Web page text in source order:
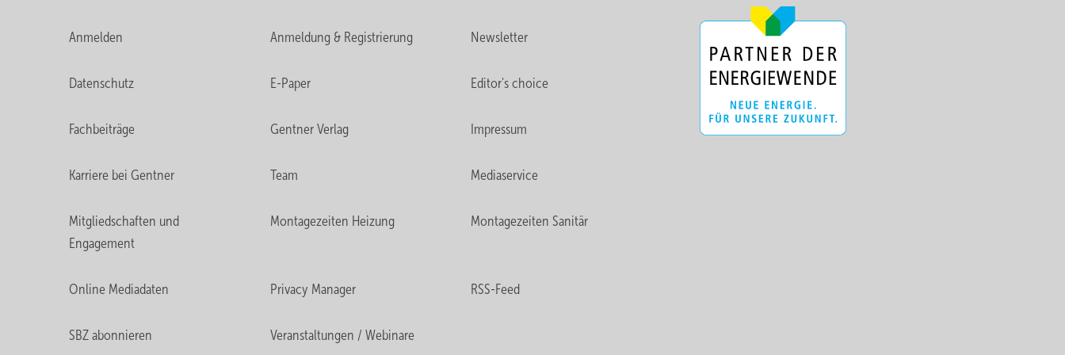
Anmelden Anmeldung & Registrierung Newsletter
Datenschutz E-Paper Editor's choice
Fachbeiträge Gentner Verlag Impressum
Karriere bei Gentner Team Mediaservice
Mitgliedschaften und
Engagement
Montagezeiten Heizung Montagezeiten Sanitär
Online Mediadaten Privacy Manager RSS-Feed
SBZ abonnieren Veranstaltungen / Webinare